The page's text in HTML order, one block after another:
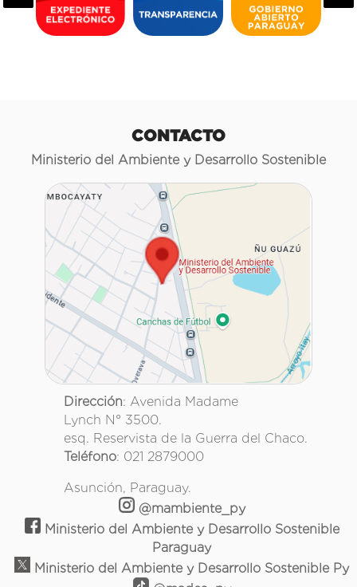
CONTACTO
Ministerio del Ambiente y Desarrollo Sostenible
Dirección: Avenida Madame
Lynch N° 3500.
esq. Reservista de la Guerra del Chaco.
Teléfono: 021 2879000
Asunción, Paraguay.
@mambiente_py
Ministerio del Ambiente y Desarrollo Sostenible
Paraguay
Ministerio del Ambiente y Desarrollo Sostenible Py